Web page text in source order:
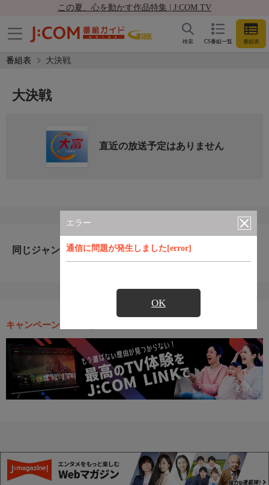
この夏、心を動かす作品特集 | J:COM TV
CS番組一覧 番組表
検索
番組表 大決戦
エラー
通信に問題が発生しました[error]
OK
大決戦
直近の放送予定はありません
同じジャンルのおすすめ番組
キャンペーン・お得な情報